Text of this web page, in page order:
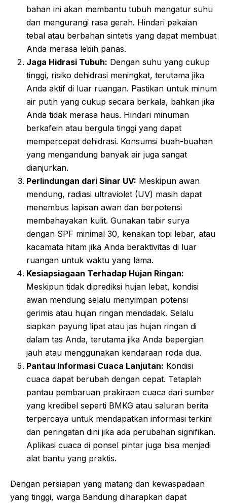
bahan ini akan membantu tubuh mengatur suhu
dan mengurangi rasa gerah. Hindari pakaian
tebal atau berbahan sintetis yang dapat membuat
Anda merasa lebih panas.
Jaga Hidrasi Tubuh: Dengan suhu yang cukup
tinggi, risiko dehidrasi meningkat, terutama jika
Anda aktif di luar ruangan. Pastikan untuk minum
air putih yang cukup secara berkala, bahkan jika
Anda tidak merasa haus. Hindari minuman
berkafein atau bergula tinggi yang dapat
mempercepat dehidrasi. Konsumsi buah-buahan
yang mengandung banyak air juga sangat
dianjurkan.
Perlindungan dari Sinar UV: Meskipun awan
mendung, radiasi ultraviolet (UV) masih dapat
menembus lapisan awan dan berpotensi
membahayakan kulit. Gunakan tabir surya
dengan SPF minimal 30, kenakan topi lebar, atau
kacamata hitam jika Anda beraktivitas di luar
ruangan untuk waktu yang lama.
Kesiapsiagaan Terhadap Hujan Ringan:
Meskipun tidak diprediksi hujan lebat, kondisi
awan mendung selalu menyimpan potensi
gerimis atau hujan ringan mendadak. Selalu
siapkan payung lipat atau jas hujan ringan di
dalam tas Anda, terutama jika Anda bepergian
jauh atau menggunakan kendaraan roda dua.
Pantau Informasi Cuaca Lanjutan: Kondisi
cuaca dapat berubah dengan cepat. Tetaplah
pantau pembaruan prakiraan cuaca dari sumber
yang kredibel seperti BMKG atau saluran berita
terpercaya untuk mendapatkan informasi terkini
dan peringatan dini jika ada perubahan signifikan.
Aplikasi cuaca di ponsel pintar juga bisa menjadi
alat bantu yang praktis.
Dengan persiapan yang matang dan kewaspadaan
yang tinggi, warga Bandung diharapkan dapat